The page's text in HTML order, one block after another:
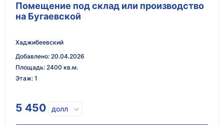
Помещение под склад или производство
на Бугаевской
Хаджибеевский
Добавлено: 20.04.2026
Площадь: 2400 кв.м.
Этаж: 1
5 450 долл